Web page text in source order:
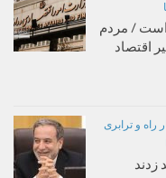
است / مردم
اقتصاد
راه و ترابری
زدند